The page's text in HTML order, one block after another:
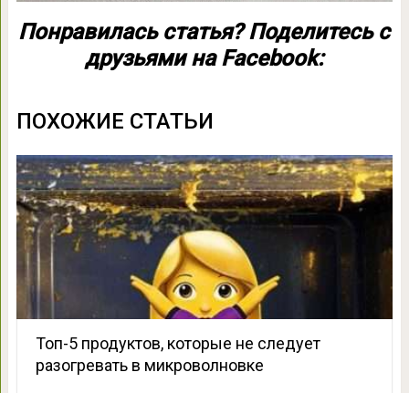
Понравилась статья? Поделитесь с
друзьями на Facebook:
ПОХОЖИЕ СТАТЬИ
Топ-5 продуктов, которые не следует
разогревать в микроволновке